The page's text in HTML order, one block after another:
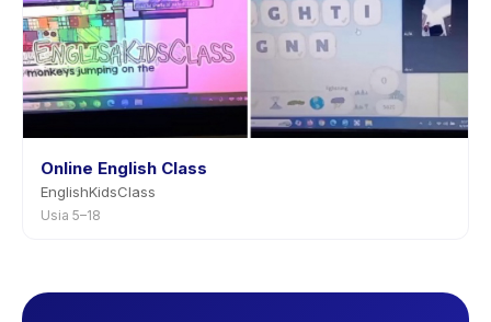
Online English Class
EnglishKidsClass
Usia 5–18